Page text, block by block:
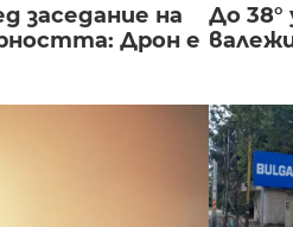
заседание на
Дрон е
До